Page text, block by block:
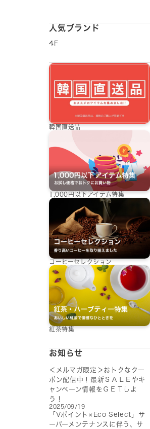
人気ブランド
4F
韓国直送品
1,000円以下アイテム特集
コーヒーセレクション
紅茶特集
お知らせ
＜メルマガ限定＞おトクなクー
ポン配信中！最新ＳＡＬＥやキ
ャンペーン情報をＧＥＴしよ
う！
2025/09/19
「Vポイント×Eco Select」サ
ーバーメンテナンスに伴う、サ